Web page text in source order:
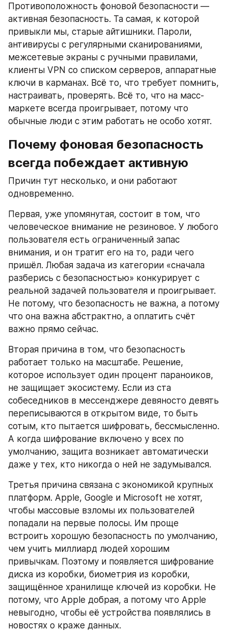
Противоположность фоновой безопасности —
активная безопасность. Та самая, к которой
привыкли мы, старые айтишники. Пароли,
антивирусы с регулярными сканированиями,
межсетевые экраны с ручными правилами,
клиенты VPN со списком серверов, аппаратные
ключи в карманах. Всё то, что требует помнить,
настраивать, проверять. Всё то, что на масс-
маркете всегда проигрывает, потому что
обычные люди с этим работать не особо хотят.
Почему фоновая безопасность
всегда побеждает активную
Причин тут несколько, и они работают
одновременно.
Первая, уже упомянутая, состоит в том, что
человеческое внимание не резиновое. У любого
пользователя есть ограниченный запас
внимания, и он тратит его на то, ради чего
пришёл. Любая задача из категории «сначала
разберись с безопасностью» конкурирует с
реальной задачей пользователя и проигрывает.
Не потому, что безопасность не важна, а потому
что она важна абстрактно, а оплатить счёт
важно прямо сейчас.
Вторая причина в том, что безопасность
работает только на масштабе. Решение,
которое использует один процент параноиков,
не защищает экосистему. Если из ста
собеседников в мессенджере девяносто девять
переписываются в открытом виде, то быть
сотым, кто пытается шифровать, бессмысленно.
А когда шифрование включено у всех по
умолчанию, защита возникает автоматически
даже у тех, кто никогда о ней не задумывался.
Третья причина связана с экономикой крупных
платформ. Apple, Google и Microsoft не хотят,
чтобы массовые взломы их пользователей
попадали на первые полосы. Им проще
встроить хорошую безопасность по умолчанию,
чем учить миллиард людей хорошим
привычкам. Поэтому и появляется шифрование
диска из коробки, биометрия из коробки,
защищённое хранилище ключей из коробки. Не
потому, что Apple добрая, а потому что Apple
невыгодно, чтобы её устройства появлялись в
новостях о краже данных.